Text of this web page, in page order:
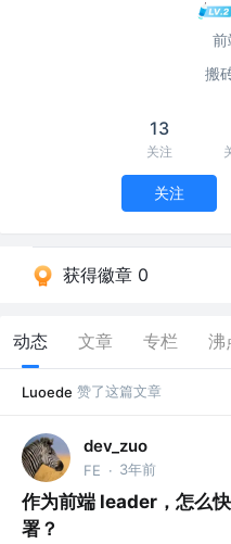
前
搬
13
关注
关注
获得徽章 0
动态 文章 专栏 沸
Luoede 赞了这篇文章
dev_zuo
FE · 3年前
作为前端 leader，怎么
署？